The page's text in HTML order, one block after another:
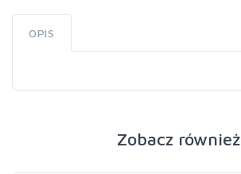
OPIS
Zobacz również